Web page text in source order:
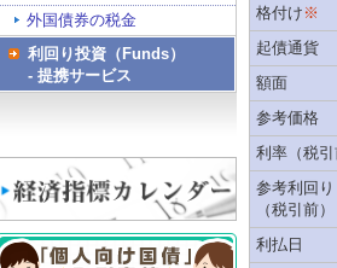
格付け ※
起債通貨
額面
参考価格
利率（税
参考利回り
（税引前）
利払日
外国債券の税金
利回り投資（Funds）
- 提携サービス